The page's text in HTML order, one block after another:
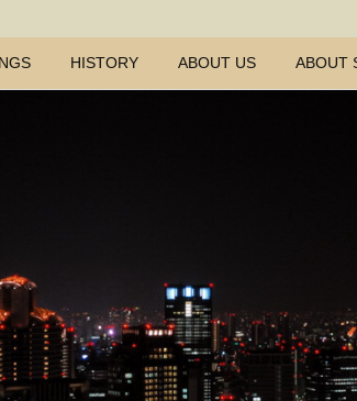
HISTORY ABOUT US ABOUT